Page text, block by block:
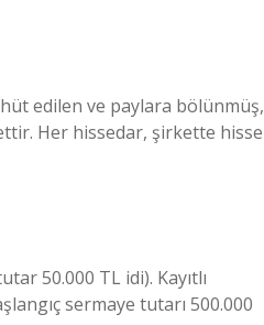
edilen ve paylara bölünmüş,
Her hissedar, şirkette hisse
50.000 TL idi). Kayıtlı
​​sermaye tutarı 500.000